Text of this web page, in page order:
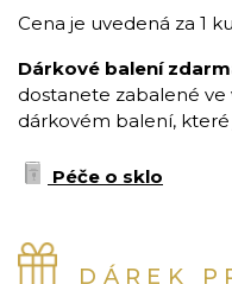
Cena je uvedená za 1
Dárkové balení
dostanete zabalené
dárkovém balení, které
Péče o sklo
DÁREK